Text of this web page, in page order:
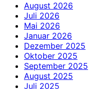
August 2026
Juli 2026
Mai 2026
Januar 2026
Dezember 2025
Oktober 2025
September 2025
August 2025
Juli 2025